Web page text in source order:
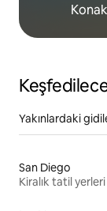
Yakınlardaki
San Diego
Kiralık tatil yerleri